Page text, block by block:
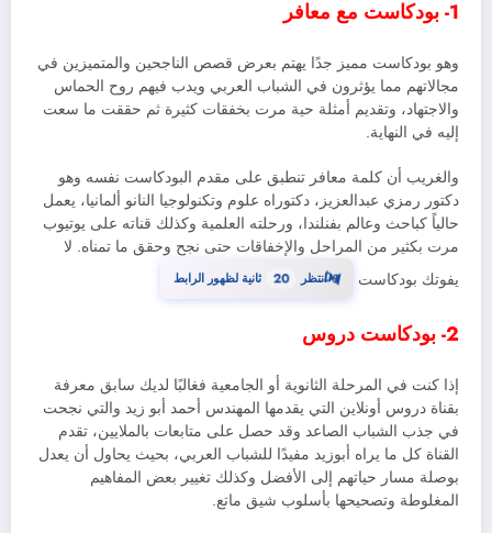
1- بودكاست مع معافر
وهو بودكاست مميز جدًا يهتم بعرض قصص الناجحين والمتميزين في
مجالاتهم مما يؤثرون في الشباب العربي ويدب فيهم روح الحماس
والاجتهاد، وتقديم أمثلة حية مرت بخفقات كثيرة ثم حققت ما سعت
إليه في النهاية.
والغريب أن كلمة معافر تنطبق على مقدم البودكاست نفسه وهو
دكتور رمزي عبدالعزيز، دكتوراه علوم وتكنولوجيا النانو ألمانيا، يعمل
حالياً كباحث وعالم بفنلندا، ورحلته العلمية وكذلك قناته على يوتيوب
مرت بكثير من المراحل والإخفاقات حتى نجح وحقق ما تمناه. لا
يفوتك بودكاست
⏳انتظر 19 ثانية لظهور الرابط
2- بودكاست دروس
إذا كنت في المرحلة الثانوية أو الجامعية فغالبًا لديك سابق معرفة
بقناة دروس أونلاين التي يقدمها المهندس أحمد أبو زيد والتي نجحت
في جذب الشباب الصاعد وقد حصل على متابعات بالملايين، تقدم
القناة كل ما يراه أبوزيد مفيدًا للشباب العربي، بحيث يحاول أن يعدل
بوصلة مسار حياتهم إلى الأفضل وكذلك تغيير بعض المفاهيم
المغلوطة وتصحيحها بأسلوب شيق ماتع.